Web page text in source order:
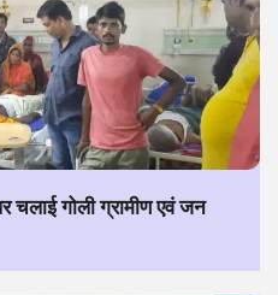
चलाई गोली ग्रामीण एवं जन